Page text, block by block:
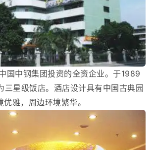
中钢集团投资的全资企业。于1989
三星级饭店。酒店设计具有中国古典园
雅，周边环境繁华。